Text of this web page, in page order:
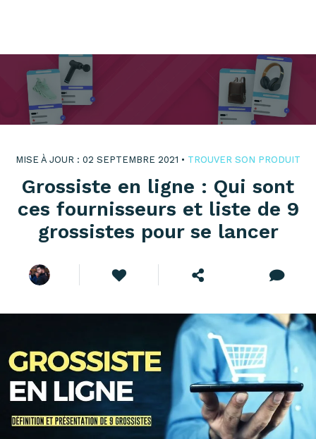
MISE À JOUR : 02 SEPTEMBRE 2021 • TROUVER SON PRODUIT
Grossiste en ligne : Qui sont
ces fournisseurs et liste de 9
grossistes pour se lancer